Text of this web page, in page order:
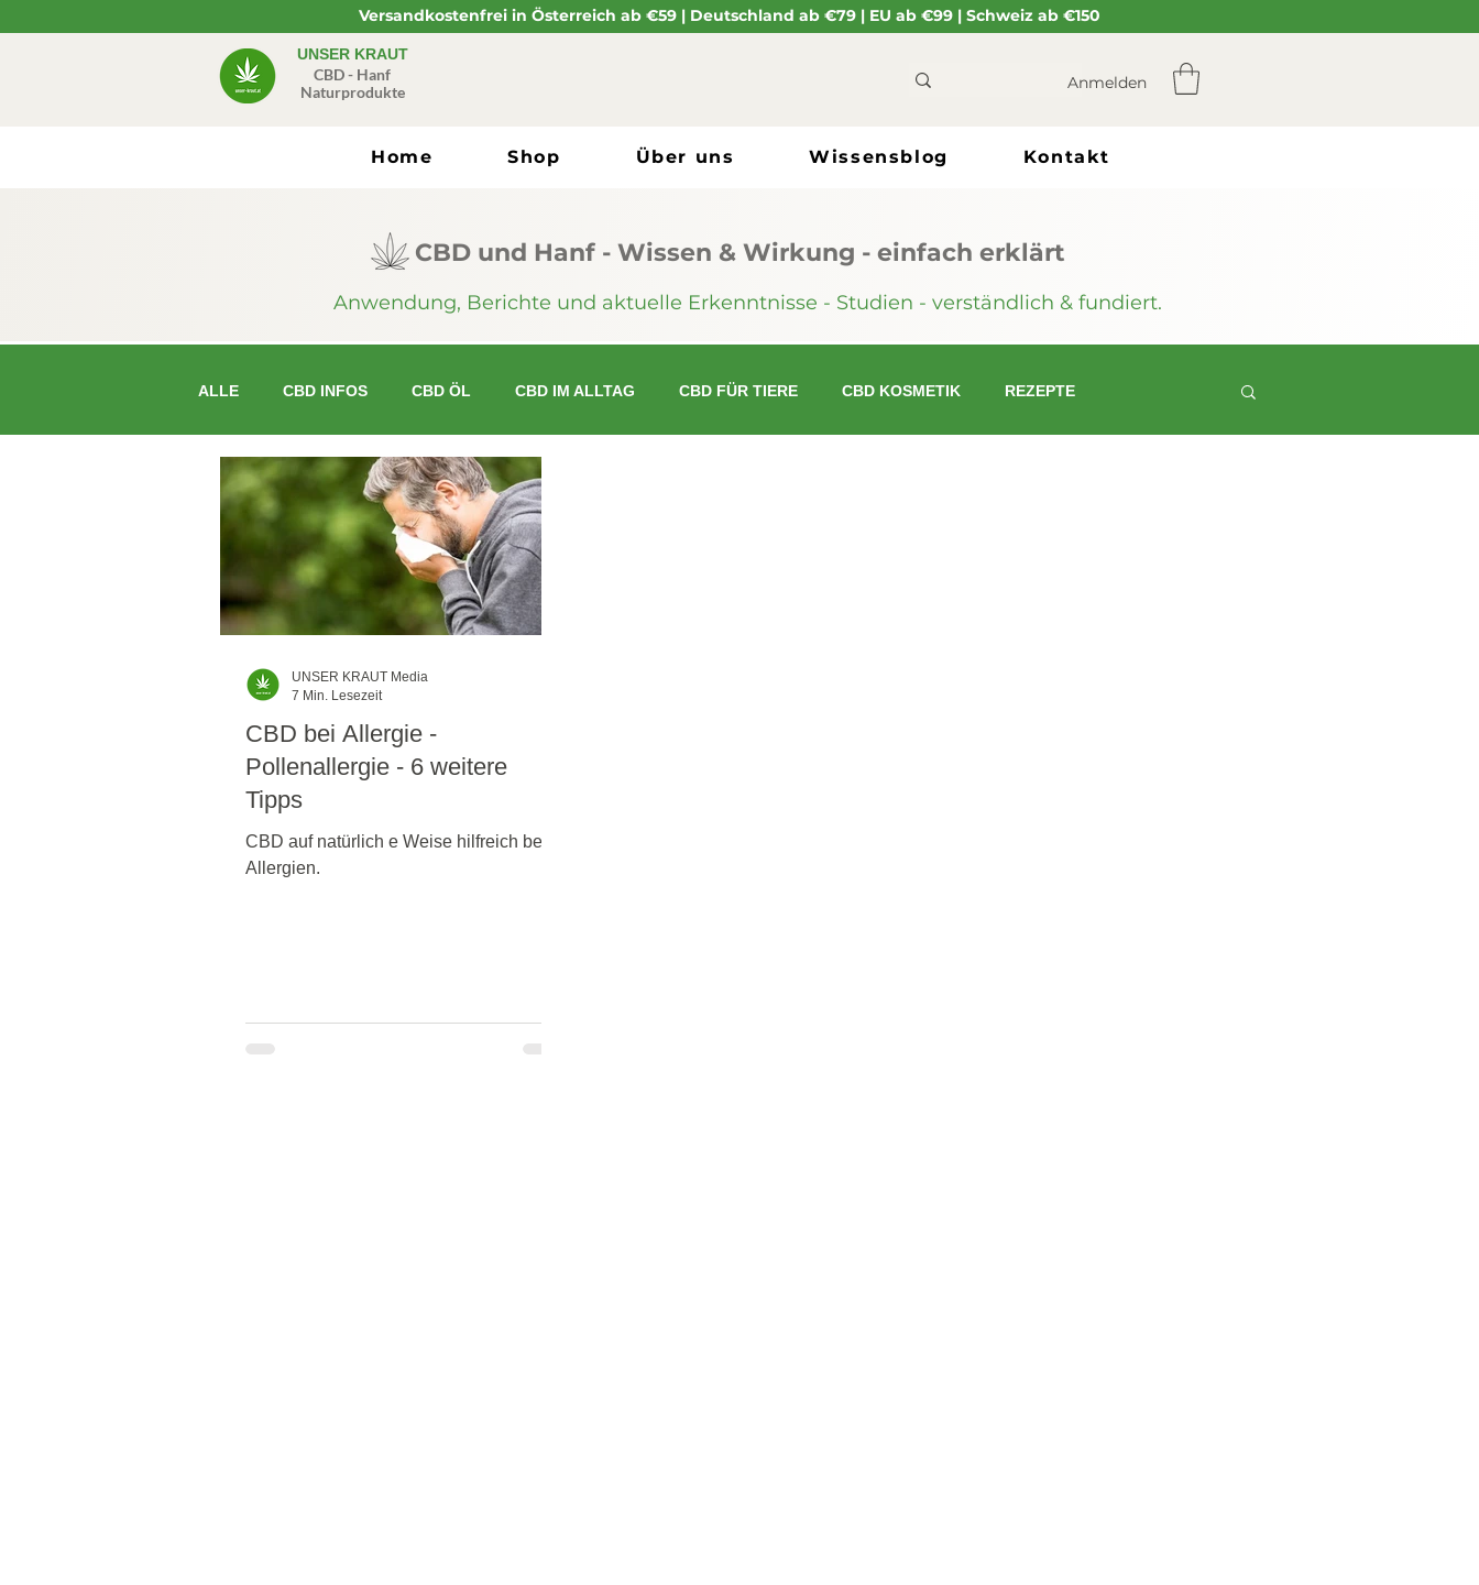
Versandkostenfrei in Österreich ab €59 | Deutschland ab €79 | EU ab €99 | Schweiz ab €150
UNSER KRAUT
CBD - Hanf
Naturprodukte
Anmelden
Home Shop Über uns Wissensblog Kontakt
CBD und Hanf - Wissen & Wirkung - einfach erklärt
Anwendung, Berichte und aktuelle Erkenntnisse - Studien - verständlich & fundiert.
ALLE CBD INFOS CBD ÖL CBD IM ALLTAG CBD FÜR TIERE CBD KOSMETIK REZEPTE
CBD bei Allergie -
Pollenallergie - 6 weitere
Tipps
CBD auf natürlich e Weise hilfreich bei
Allergien.
UNSER KRAUT Media
7 Min. Lesezeit